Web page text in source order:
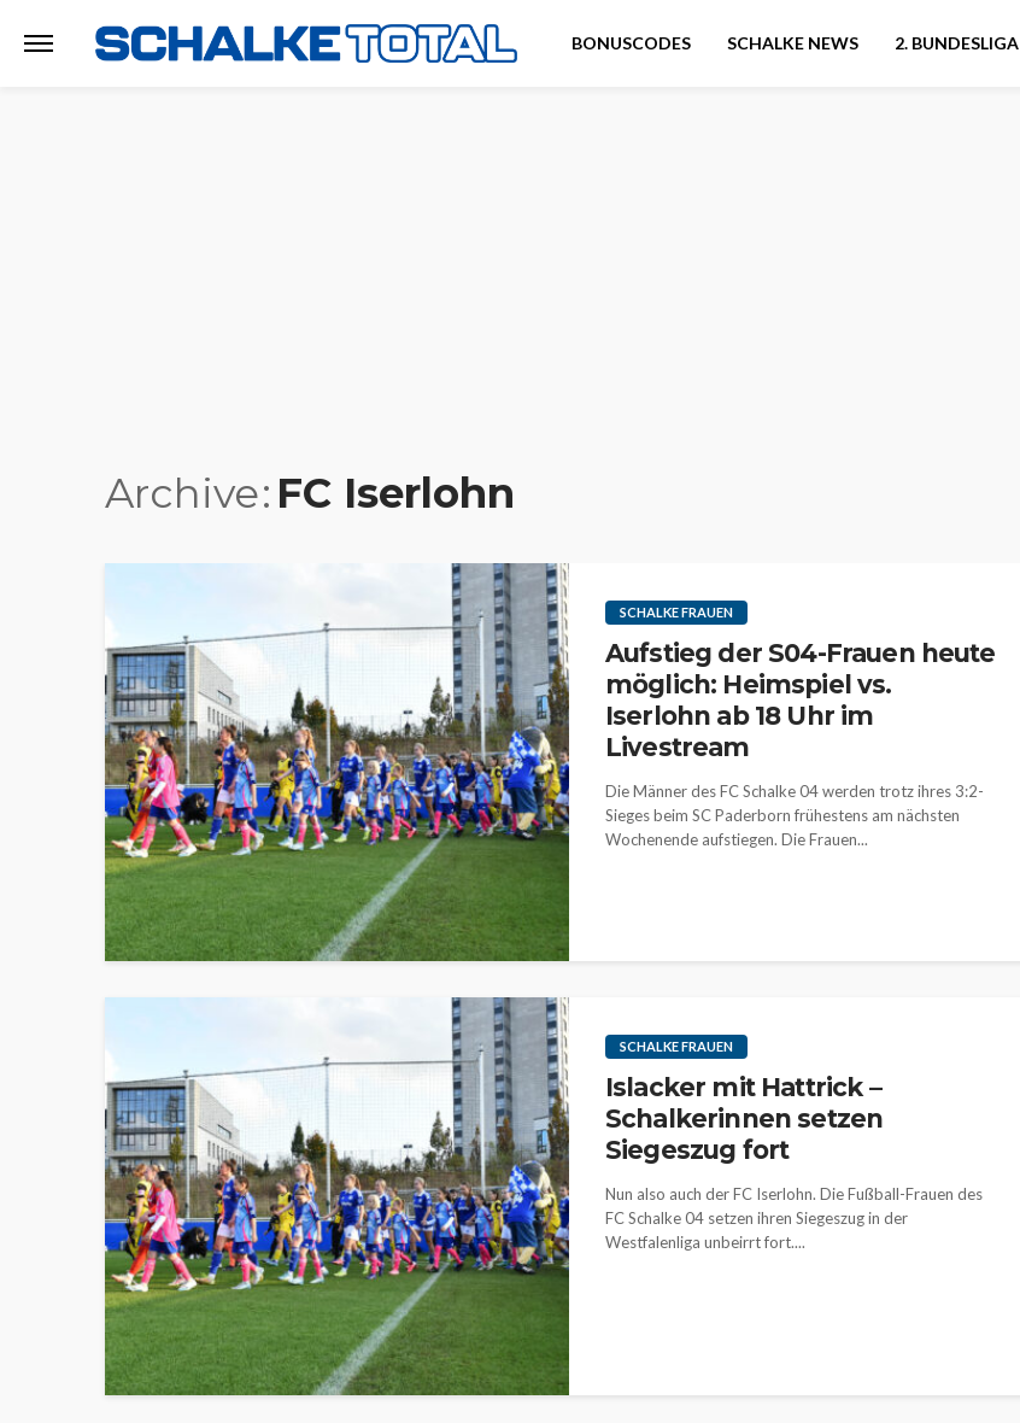
BONUSCODES SCHALKE NEWS 2. BUNDESLIGA
Archive FC Iserlohn
SCHALKE FRAUEN
Aufstieg der S04-Frauen heute
möglich: Heimspiel vs.
Iserlohn ab 18 Uhr im
Livestream
Die Männer des FC Schalke 04 werden trotz ihres 3:2-
Sieges beim SC Paderborn frühestens am nächsten
Wochenende aufstiegen. Die Frauen...
SCHALKE FRAUEN
Islacker mit Hattrick –
Schalkerinnen setzen
Siegeszug fort
Nun also auch der FC Iserlohn. Die Fußball-Frauen des
FC Schalke 04 setzen ihren Siegeszug in der
Westfalenliga unbeirrt fort....